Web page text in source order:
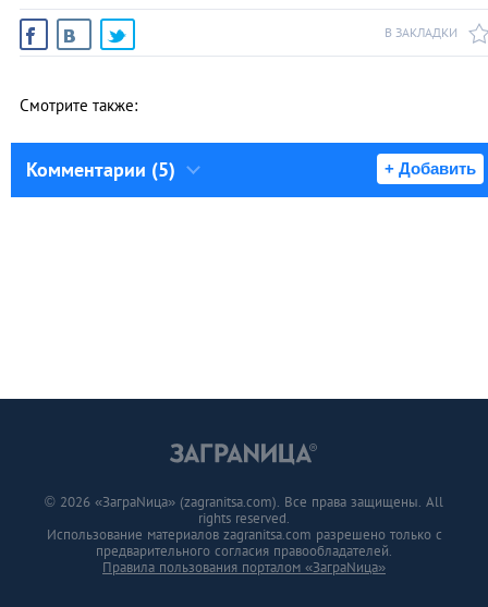
В ЗАКЛАДКИ
Смотрите также:
Комментарии (5) + Добавить
© 2026 «ЗаграNица» (zagranitsa.com). Все права защищены. All
rights reserved.
Использование материалов zagranitsa.com разрешено только с
предварительного согласия правообладателей.
Правила пользования порталом «ЗаграNица»